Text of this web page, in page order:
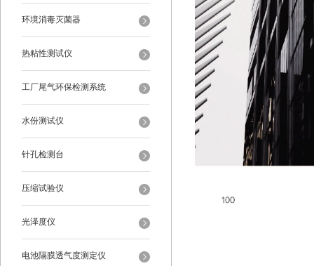
环境消毒灭菌器
热粘性测试仪
工厂尾气环保检测系统
水份测试仪
针孔检测台
压缩试验仪
光泽度仪
电池隔膜透气度测定仪